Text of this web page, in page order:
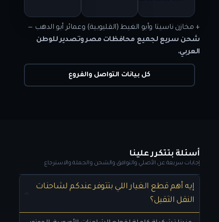
+ مخازن ناسيتا وأبو الغيط (القليوبية) وعمائر أبو الدهب —
شحن سريع لجميع محافظات مصر وتصدير للوطن
العربي.
كل بيانات التواصل والفروع
أسئلة بتتكرر علينا
إجابات سريعة عن الأصلي والتوافق والشحن والجملة والاسترجاع
إيه أهم قطع الغيار اللي بتتوفر عندكم لشاحنات
النقل الثقيل؟